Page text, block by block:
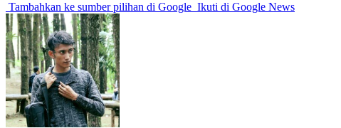
Tambahkan ke sumber pilihan di Google Ikuti di Google News